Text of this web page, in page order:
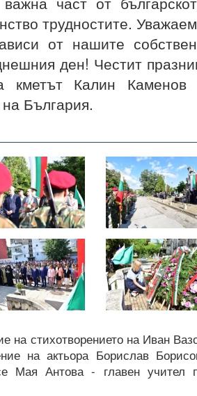
трудностите.
от нашите
ден! Честит
кметът Калин Каменов
България.
на стихотворението на Иван
на актьора Борислав
Мая Антова - главен учител